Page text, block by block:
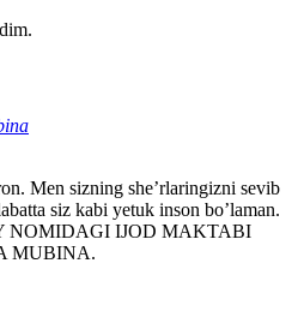
Men sizning she’rlaringizni sevib
siz kabi yetuk inson bo’laman.
NOMIDAGI IJOD MAKTABI
MUBINA.